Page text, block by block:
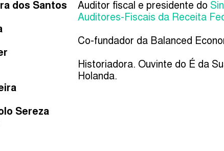
dos Santos
Auditor fiscal e presidente do
Auditores-Fiscais da Receita
Co-fundador da Balanced
Historiadora. Ouvinte do É da
Holanda.
Sereza